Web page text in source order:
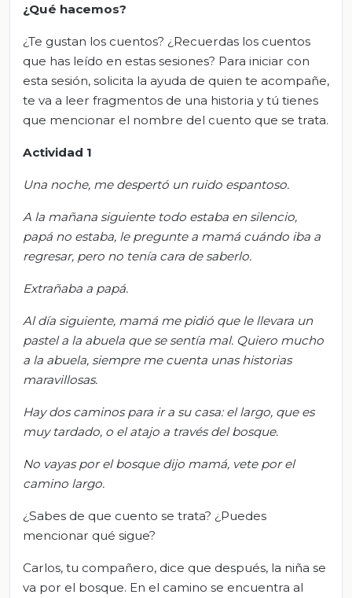
¿Qué hacemos?
¿Te gustan los cuentos? ¿Recuerdas los cuentos
que has leído en estas sesiones? Para iniciar con
esta sesión, solicita la ayuda de quien te acompañe,
te va a leer fragmentos de una historia y tú tienes
que mencionar el nombre del cuento que se trata.
Actividad 1
Una noche, me despertó un ruido espantoso.
A la mañana siguiente todo estaba en silencio,
papá no estaba, le pregunte a mamá cuándo iba a
regresar, pero no tenía cara de saberlo.
Extrañaba a papá.
Al día siguiente, mamá me pidió que le llevara un
pastel a la abuela que se sentía mal. Quiero mucho
a la abuela, siempre me cuenta unas historias
maravillosas.
Hay dos caminos para ir a su casa: el largo, que es
muy tardado, o el atajo a través del bosque.
No vayas por el bosque dijo mamá, vete por el
camino largo.
¿Sabes de que cuento se trata? ¿Puedes
mencionar qué sigue?
Carlos, tu compañero, dice que después, la niña se
va por el bosque. En el camino se encuentra al